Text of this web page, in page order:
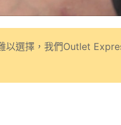
以選擇，我們Outlet